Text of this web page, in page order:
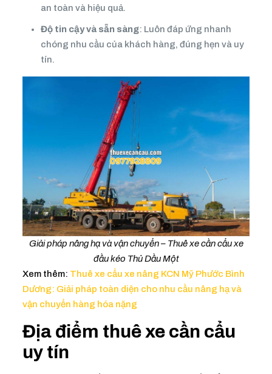
an toàn và hiệu quả.
Độ tin cậy và sẵn sàng: Luôn đáp ứng nhanh
chóng nhu cầu của khách hàng, đúng hẹn và uy
tín.
Giải pháp nâng hạ và vận chuyển – Thuê xe cần cẩu xe
đầu kéo Thủ Dầu Một
Xem thêm: Thuê xe cẩu xe nâng KCN Mỹ Phước Bình
Dương: Giải pháp toàn diện cho nhu cầu nâng hạ và
vận chuyển hàng hóa nặng
Địa điểm thuê xe cần cẩu
uy tín